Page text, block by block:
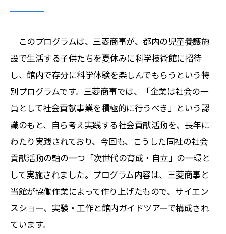
このプログラムは、三菱商事が、都内の児童養護施
設で生活する子供たちを夏休みに科学技術館に招待
し、館内で存分に科学体験を楽しんでもらうという特
別プログラムです。三菱商事では、「企業は社会の一
員として社会貢献事業を積極的に行うべき」という認
識のもと、自ら考え実践する社会貢献活動を、長年に
わたり実践されており、今回も、こうした同社の社会
貢献活動の軸の一つ「次世代の育成・自立」の一環と
して実施されました。プログラム内容は、三菱商事と
当館が協働作業によって作り上げたもので、サイエン
スショー、実験・工作と館内ガイドツアーで構成され
ています。